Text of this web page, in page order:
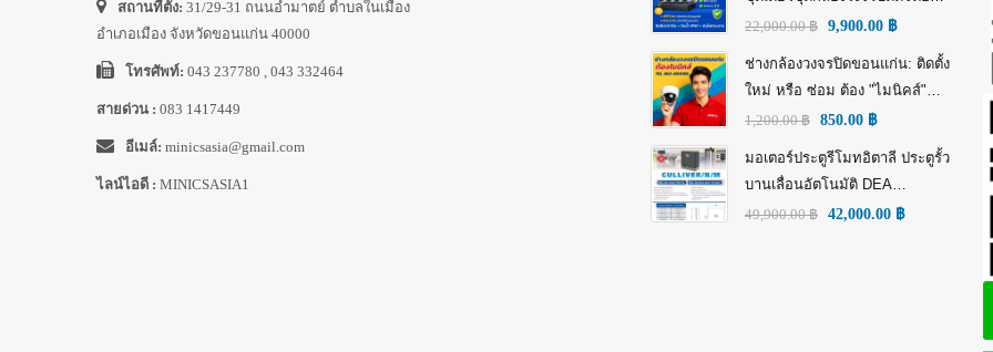
สถานที่ตั้ง: 31/29-31 ถนนอำมาตย์ ตำบลในเมือง
อำเภอเมือง จังหวัดขอนแก่น 40000
โทรศัพท์: 043 237780 , 043 332464
สายด่วน : 083 1417449
อีเมล์: minicsasia@gmail.com
ไลน์ไอดี : MINICSASIA1
IP Tiandy 4MP (คมชัดกว่า Full
22,000.00฿ 9,900.00 ฿
ช่างกล้องวงจรปิดขอนแก่น: ติดตั้ง
ใหม่ หรือ ซ่อม ต้อง "ไมนิคส์"
(MINICS)
1,200.00฿ 850.00 ฿
มอเตอร์ประตูรีโมทอิตาลี ประตูรั้ว
บานเลื่อนอัตโนมัติ DEA
GULLIVER/N/M: พลัง อิตาลี เพื่อ
49,900.00฿ 42,000.00 ฿